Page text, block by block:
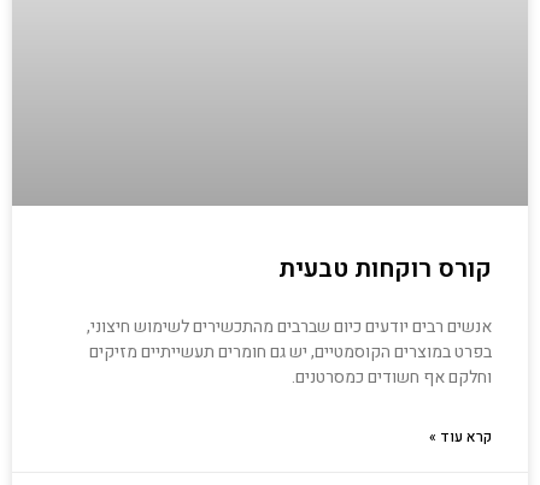
קורס רוקחות טבעית
אנשים רבים יודעים כיום שברבים מהתכשירים לשימוש חיצוני,
בפרט במוצרים הקוסמטיים, יש גם חומרים תעשייתיים מזיקים
וחלקם אף חשודים כמסרטנים.
קרא עוד »